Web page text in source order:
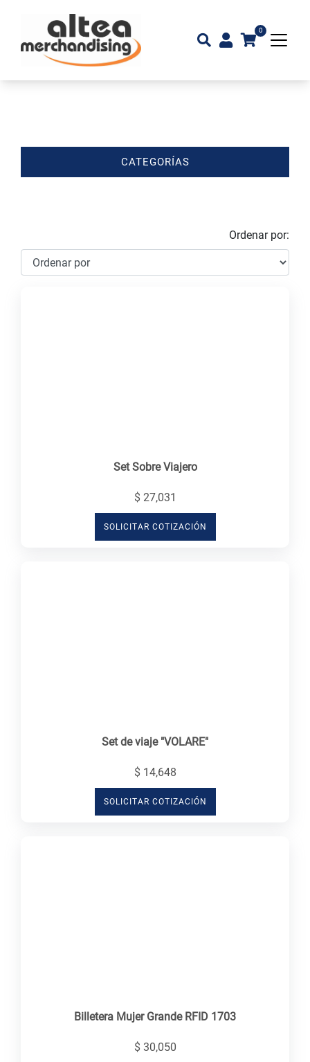
0
CATEGORÍAS
Ordenar por:
Set Sobre Viajero
$ 27,031
SOLICITAR COTIZACIÓN
Set de viaje "VOLARE"
$ 14,648
SOLICITAR COTIZACIÓN
Billetera Mujer Grande RFID 1703
$ 30,050